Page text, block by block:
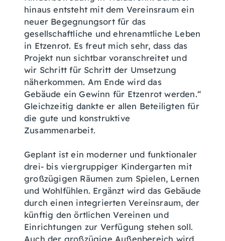
hinaus entsteht mit dem Vereinsraum ein
neuer Begegnungsort für das
gesellschaftliche und ehrenamtliche Leben
in Etzenrot. Es freut mich sehr, dass das
Projekt nun sichtbar voranschreitet und
wir Schritt für Schritt der Umsetzung
näherkommen. Am Ende wird das
Gebäude ein Gewinn für Etzenrot werden.“
Gleichzeitig dankte er allen Beteiligten für
die gute und konstruktive
Zusammenarbeit.
Geplant ist ein moderner und funktionaler
drei- bis viergruppiger Kindergarten mit
großzügigen Räumen zum Spielen, Lernen
und Wohlfühlen. Ergänzt wird das Gebäude
durch einen integrierten Vereinsraum, der
künftig den örtlichen Vereinen und
Einrichtungen zur Verfügung stehen soll.
Auch der großzügige Außenbereich wird